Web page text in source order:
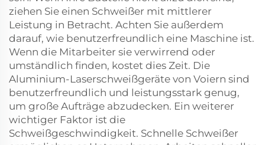
ziehen Sie einen Schweißer mit mittlerer
Leistung in Betracht. Achten Sie außerdem
darauf, wie benutzerfreundlich eine Maschine ist.
Wenn die Mitarbeiter sie verwirrend oder
umständlich finden, kostet dies Zeit. Die
Aluminium-Laserschweißgeräte von Voiern sind
benutzerfreundlich und leistungsstark genug,
um große Aufträge abzudecken. Ein weiterer
wichtiger Faktor ist die
Schweißgeschwindigkeit. Schnelle Schweißer